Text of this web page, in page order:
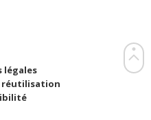
légales
réutilisation